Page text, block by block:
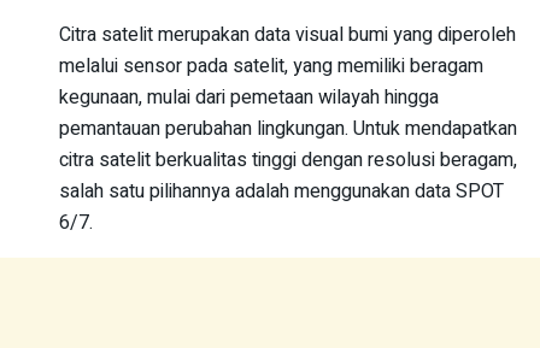
Citra satelit merupakan data visual bumi yang diperoleh
melalui sensor pada satelit, yang memiliki beragam
kegunaan, mulai dari pemetaan wilayah hingga
pemantauan perubahan lingkungan. Untuk mendapatkan
citra satelit berkualitas tinggi dengan resolusi beragam,
salah satu pilihannya adalah menggunakan data SPOT
6/7.